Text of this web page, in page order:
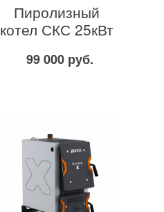
Пиролизный
котел СКС 25кВт
99 000 руб.